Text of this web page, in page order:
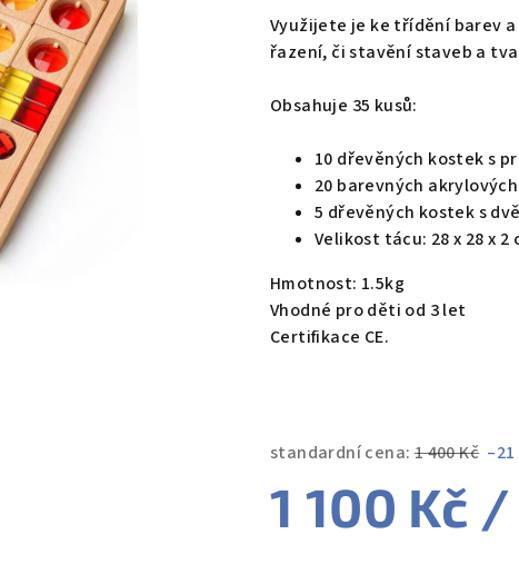
produktu
je
z
hvězdiček.
Využijete je ke třídění barev
řazení, či stavění staveb a
Obsahuje 35 kusů:
10 dřevěných kostek s
20 barevných
5 dřevěných kostek s
Velikost tácu: 28 x 28 x 2
Hmotnost: 1.5kg
Vhodné pro děti od 3 let
Certifikace CE.
standardní cena: 1 400 Kč
1 100 Kč /